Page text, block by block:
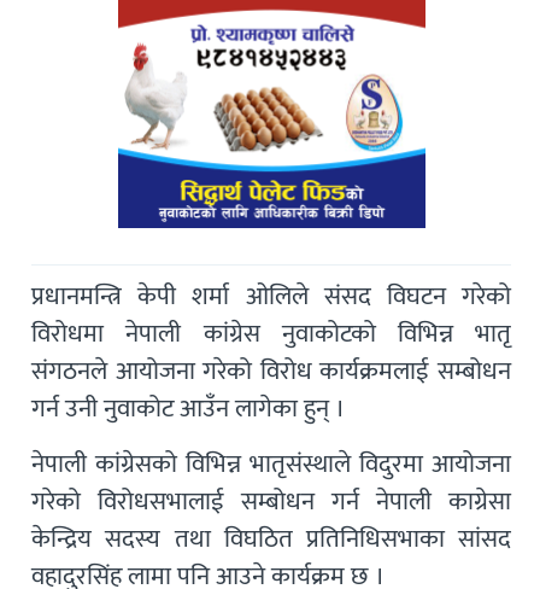
प्रधानमन्त्रि केपी शर्मा ओलिले संसद विघटन गरेको
विरोधमा नेपाली कांग्रेस नुवाकोटको विभिन्न भातृ
संगठनले आयोजना गरेको विरोध कार्यक्रमलाई सम्बोधन
गर्न उनी नुवाकोट आउँन लागेका हुन् ।
नेपाली कांग्रेसको विभिन्न भातृसंस्थाले विदुरमा आयोजना
गरेको विरोधसभालाई सम्बोधन गर्न नेपाली काग्रेसा
केन्द्रिय सदस्य तथा विघठित प्रतिनिधिसभाका सांसद
वहादुरसिंह लामा पनि आउने कार्यक्रम छ ।